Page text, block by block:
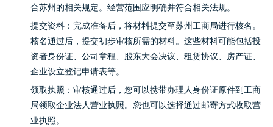
合苏州的相关规定。经营范围应明确并符合相关法规。
提交资料：完成准备后，将材料提交至苏州工商局进行核名。
核名通过后，提交初步审核所需的材料。这些材料可能包括投
资者身份证、公司章程、股东大会决议、租赁协议、房产证、
企业设立登记申请表等。
领取执照：审核通过后，您可以携带办理人身份证原件到工商
局领取企业法人营业执照。您也可以选择通过邮寄方式收取营
业执照。